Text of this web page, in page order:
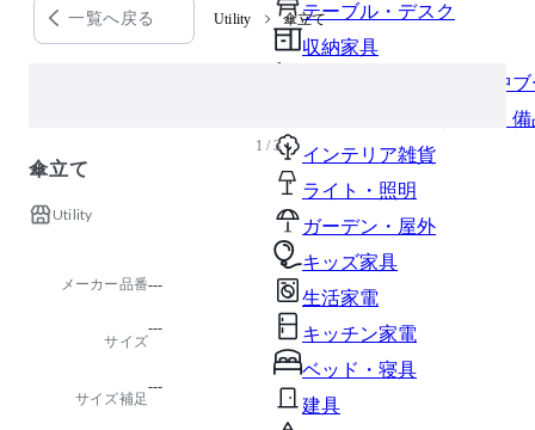
テーブル・デスク
収納家具
パーソナルブース・集中
オフィスアクセサリー・
インテリア雑貨
ライト・照明
ガーデン・屋外
キッズ家具
生活家電
キッチン家電
ベッド・寝具
建具
一覧へ戻る Utility 傘立て
1 / 3
傘立て
Utility
メーカー品番---
サイズ
---
サイズ補足
---